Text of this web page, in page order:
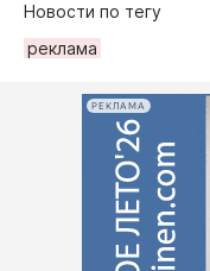
Новости по тегу
реклама
РЕКЛАМА